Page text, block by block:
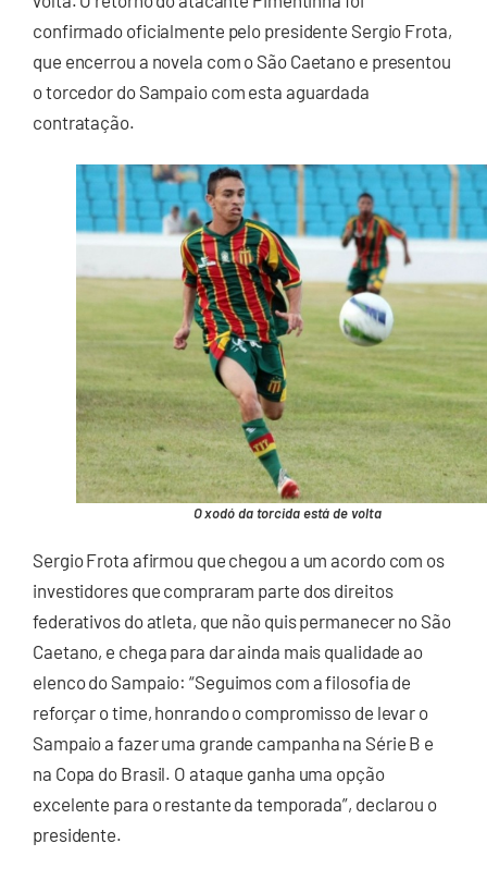
confirmado oficialmente pelo presidente Sergio Frota,
que encerrou a novela com o São Caetano e presentou
o torcedor do Sampaio com esta aguardada
contratação.
O xodó da torcida está de volta
Sergio Frota afirmou que chegou a um acordo com os
investidores que compraram parte dos direitos
federativos do atleta, que não quis permanecer no São
Caetano, e chega para dar ainda mais qualidade ao
elenco do Sampaio: “Seguimos com a filosofia de
reforçar o time, honrando o compromisso de levar o
Sampaio a fazer uma grande campanha na Série B e
na Copa do Brasil. O ataque ganha uma opção
excelente para o restante da temporada”, declarou o
presidente.